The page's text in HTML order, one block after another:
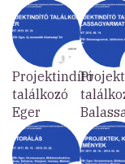
Projektindító
találkozó
Eger